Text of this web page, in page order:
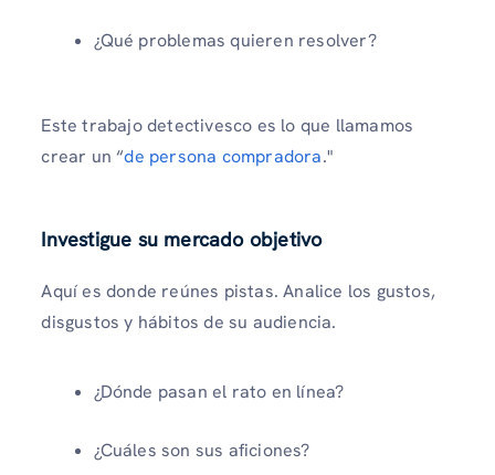
¿Qué problemas quieren resolver?
Este trabajo detectivesco es lo que llamamos
crear un “de persona compradora."
Investigue su mercado objetivo
Aquí es donde reúnes pistas. Analice los gustos,
disgustos y hábitos de su audiencia.
¿Dónde pasan el rato en línea?
¿Cuáles son sus aficiones?